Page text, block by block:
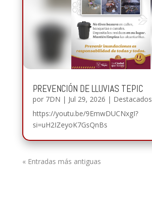
PREVENCIÓN DE LLUVIAS TEPIC
por 7DN | Jul 29, 2026 | Destacados
https://youtu.be/9EmwDUCNxgI?
si=uH2IZeyoK7GsQnBs
« Entradas más antiguas